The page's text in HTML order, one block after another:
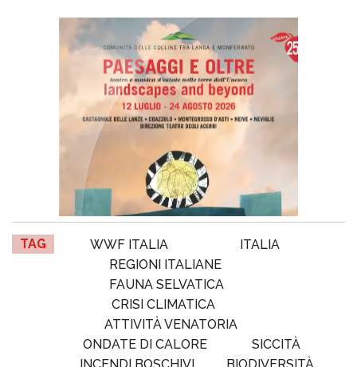
TAG WWF ITALIA
ITALIA
REGIONI ITALIANE
FAUNA SELVATICA
CRISI CLIMATICA
ATTIVITÀ VENATORIA
ONDATE DI CALORE
SICCITÀ